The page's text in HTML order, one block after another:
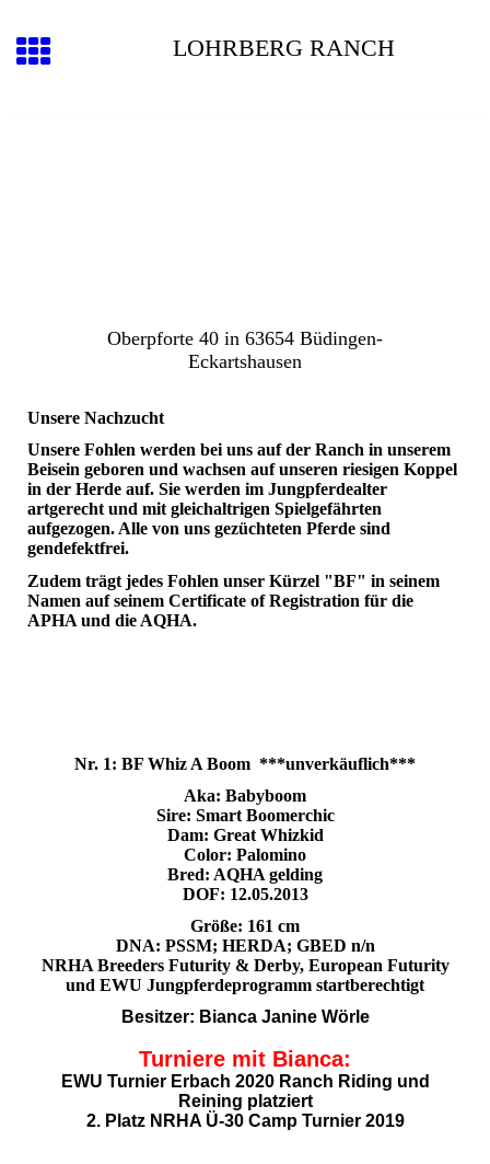
LOHRBERG RANCH
Oberpforte 40 in 63654 Büdingen-
Eckartshausen
Unsere Nachzucht
Unsere Fohlen werden bei uns auf der Ranch in unserem
Beisein geboren und wachsen auf unseren riesigen Koppel
in der Herde auf. Sie werden im Jungpferdealter
artgerecht und mit gleichaltrigen Spielgefährten
aufgezogen. Alle von uns gezüchteten Pferde sind
gendefektfrei.
Zudem trägt jedes Fohlen unser Kürzel "BF" in seinem
Namen auf seinem Certificate of Registration für die
APHA und die AQHA.
Nr. 1: BF Whiz A Boom ***unverkäuflich***
Aka: Babyboom
Sire: Smart Boomerchic
Dam: Great Whizkid
Color: Palomino
Bred: AQHA gelding
DOF: 12.05.2013
Größe: 161 cm
DNA: PSSM; HERDA; GBED n/n
NRHA Breeders Futurity & Derby, European Futurity
und EWU Jungpferdeprogramm startberechtigt
Besitzer: Bianca Janine Wörle
Turniere mit Bianca:
EWU Turnier Erbach 2020 Ranch Riding und
Reining platziert
2. Platz NRHA Ü-30 Camp Turnier 2019